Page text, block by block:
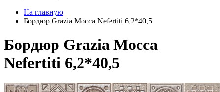
На главную
Бордюр Grazia Mocca Nefertiti 6,2*40,5
Бордюр Grazia Mocca
Nefertiti 6,2*40,5